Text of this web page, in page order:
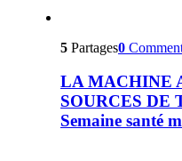
5 Partages0
LA MACHINE
SOURCES DE
Semaine santé